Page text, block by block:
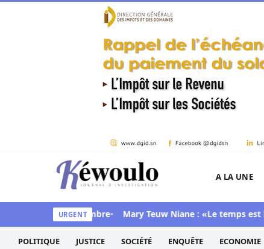
Aller au contenu
Kéwoulo, le premier site d'information et
A LA UNE
URGENT
dans sa chambre Mary Teuw Niane : «Le temps est le
POLITIQUE JUSTICE SOCIÉTÉ ENQUÊTE ECONOMIE